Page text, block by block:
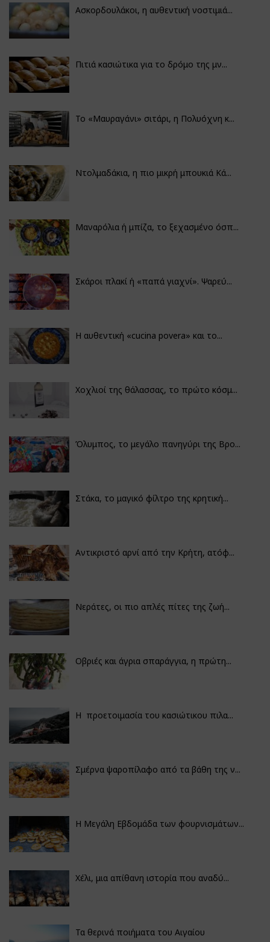
Ασκορδουλάκοι, η αυθεντική νοστιμιά...
Πιτιά κασιώτικα για το δρόμο της μν...
Το «Μαυραγάνι» σιτάρι, η Πολυόχνη κ...
Ντολμαδάκια, η πιο μικρή μπουκιά Κά...
Μαναρόλια ή μπίζα, το ξεχασμένο όσπ...
Σκάροι πλακί ή «παπά γιαχνί». Ψαρεύ...
Η αυθεντική «cucina povera» και το...
Χοχλιοί της θάλασσας, το πρώτο κόσμ...
Όλυμπος, το μεγάλο πανηγύρι της Βρο...
Στάκα, το μαγικό φίλτρο της κρητική...
Αντικριστό αρνί από την Κρήτη, ατόφ...
Νεράτες, οι πιο απλές πίτες της ζωή...
Οβριές και άγρια σπαράγγια, η πρώτη...
Η προετοιμασία του κασιώτικου πιλα...
Σμέρνα ψαροπίλαφο από τα βάθη της ν...
Η Μεγάλη Εβδομάδα των φουρνισμάτων...
Χέλι, μια απίθανη ιστορία που αναδύ...
Τα θερινά ποιήματα του Αιγαίου